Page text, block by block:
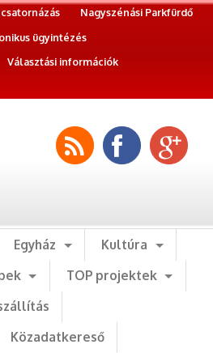
Nagyszénási Parkfürdő
ügyintézés
Választási információk
Egyház
Kultúra
TOP projektek
Közadatkereső